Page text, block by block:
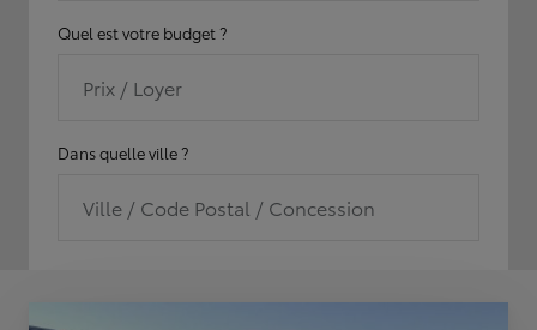
Quel est votre budget ?
Prix / Loyer
Dans quelle ville ?
Ville / Code Postal / Concession